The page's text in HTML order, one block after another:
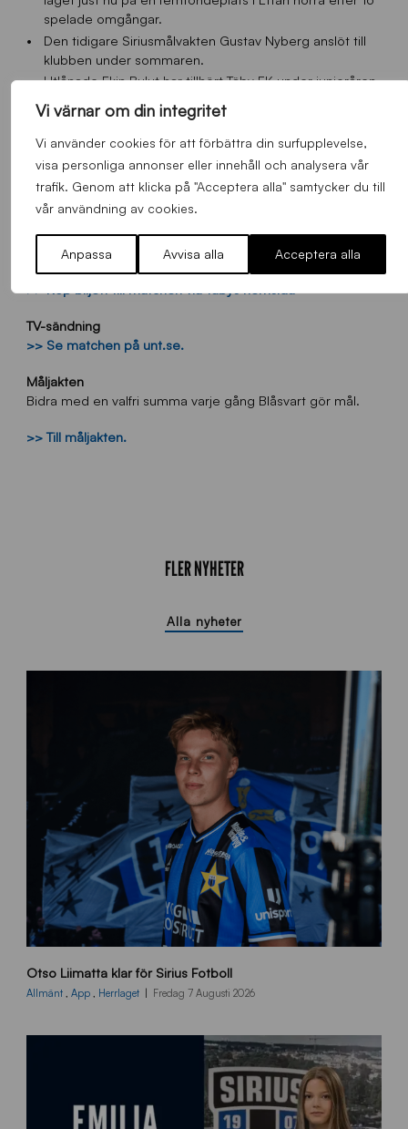
Vi värnar om din integritet
Vi använder cookies för att förbättra din surfupplevelse,
visa personliga annonser eller innehåll och analysera vår
trafik. Genom att klicka på "Acceptera alla" samtycker du till
vår användning av cookies.
Anpassa Avvisa alla Acceptera alla
spelade omgångar.
Den tidigare Siriusmålvakten Gustav Nyberg anslöt till
klubben under sommaren.
Utlånade Ekin Bulut har tillhört Täby FK under junioråren.
Täby FK:s senaste matcher
Täby-Piteå: 2-1
Dalkurd– Täby: 5-1
Täby-Hudiksvall: 2-1
Spelschema
>> Till spelschemat för Svenska Cupen på svenskfotboll.se
Matchbiljetter
TV-sändning
>> Se matchen på unt.se.
Måljakten
Bidra med en valfri summa varje gång Blåsvart gör mål.
>> Till måljakten.
FLER NYHETER
Alla nyheter
L
_
Otso Liimatta klar för Sirius Fotboll
Allmänt App Herrlaget Fredag 7 Augusti 2026